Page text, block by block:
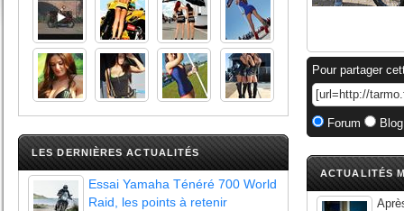
LES DERNIÈRES ACTUALITÉS
Essai Yamaha Ténéré 700 World
Raid, les points à retenir
Pour partager
Forum
ACTUALITÉS